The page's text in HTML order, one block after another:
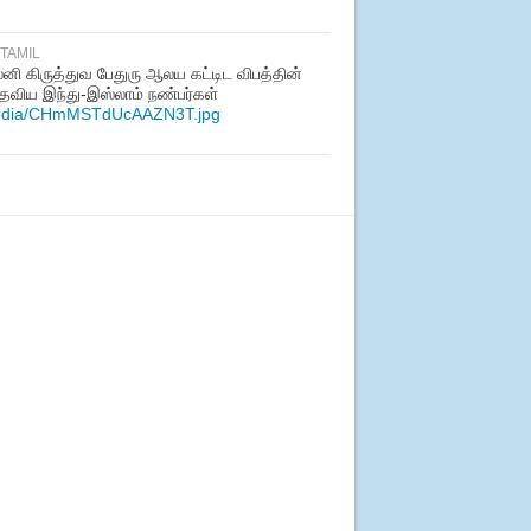
கிருத்துவ பேதுரு ஆலய கட்டிட விபத்தின்
இந்து-இஸ்லாம் நண்பர்கள்
CHmMSTdUcAAZN3T.jpg